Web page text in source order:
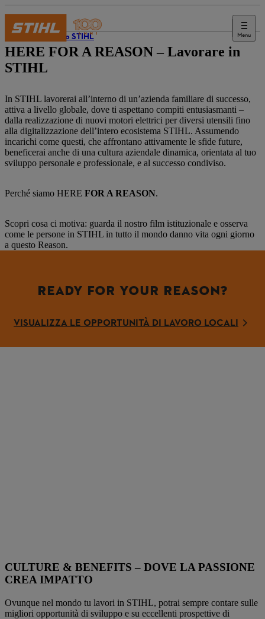
Menu
Il mondo STIHL
HERE FOR A REASON – Lavorare in
STIHL
In STIHL lavorerai all’interno di un’azienda familiare di successo,
attiva a livello globale, dove ti aspettano compiti entusiasmanti –
dalla realizzazione di nuovi motori elettrici per diversi utensili fino
alla digitalizzazione dell’intero ecosistema STIHL. Assumendo
incarichi come questi, che affrontano attivamente le sfide future,
beneficerai anche di una cultura aziendale dinamica, orientata al tuo
sviluppo personale e professionale, e al successo condiviso.
Perché siamo HERE FOR A REASON.
Scopri cosa ci motiva: guarda il nostro film istituzionale e osserva
come le persone in STIHL in tutto il mondo danno vita ogni giorno
a questo Reason.
READY FOR YOUR REASON?
VISUALIZZA LE OPPORTUNITÀ DI LAVORO LOCALI
CULTURE & BENEFITS – DOVE LA PASSIONE
CREA IMPATTO
Ovunque nel mondo tu lavori in STIHL, potrai sempre contare sulle
migliori opportunità di sviluppo e su eccellenti prospettive di